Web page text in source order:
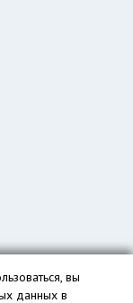
вы
данных в